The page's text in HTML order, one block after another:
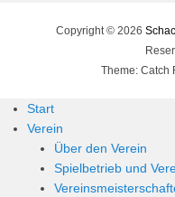
Copyright © 2026
Theme: Catch
Start
Verein
Über den Verein
Spielbetrieb und